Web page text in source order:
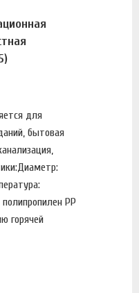
для
бытовая
PP
горячей